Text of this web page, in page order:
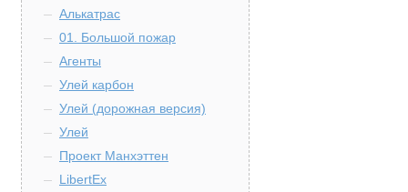
Алькатрас
01. Большой пожар
Агенты
Улей карбон
Улей (дорожная версия)
Улей
Проект Манхэттен
LibertEx